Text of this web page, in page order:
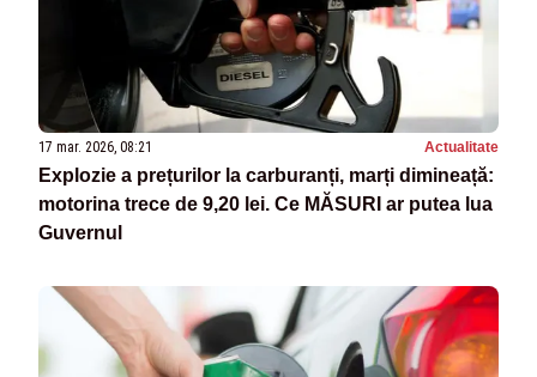
17 mar. 2026, 08:21 Actualitate
Explozie a prețurilor la carburanți, marți dimineață:
motorina trece de 9,20 lei. Ce MĂSURI ar putea lua
Guvernul